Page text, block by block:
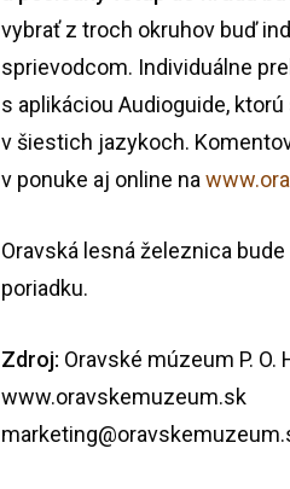
vybrať z troch okruhov buď
sprievodcom. Individuálne
s aplikáciou Audioguide,
v šiestich jazykoch.
v ponuke aj online na
Oravská lesná železnica
poriadku.
Zdroj: Oravské múzeum P. O.
www.oravskemuzeum.sk